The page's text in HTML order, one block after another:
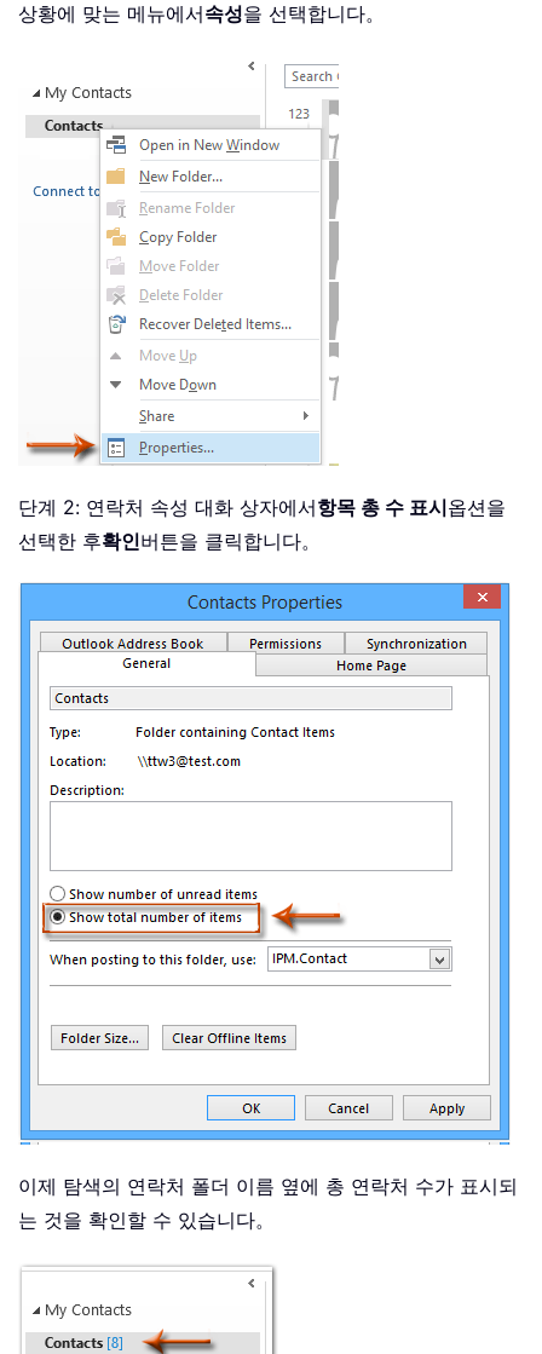
상황에 맞는 메뉴에서속성을 선택합니다。
단계 2: 연락처 속성 대화 상자에서항목 총 수 표시옵션을
선택한 후확인버튼을 클릭합니다。
이제 탐색의 연락처 폴더 이름 옆에 총 연락처 수가 표시되
는 것을 확인할 수 있습니다。